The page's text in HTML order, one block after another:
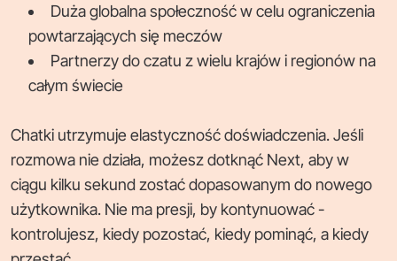
Duża globalna społeczność w celu ograniczenia
powtarzających się meczów
Partnerzy do czatu z wielu krajów i regionów na
całym świecie
Chatki utrzymuje elastyczność doświadczenia. Jeśli
rozmowa nie działa, możesz dotknąć Next, aby w
ciągu kilku sekund zostać dopasowanym do nowego
użytkownika. Nie ma presji, by kontynuować -
kontrolujesz, kiedy pozostać, kiedy pominąć, a kiedy